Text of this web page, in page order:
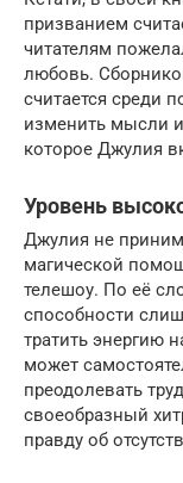
призванием
читателям
любовь.
считается среди
изменить мысли
которое Джулия
Уровень
Джулия не
магической
телешоу. По её
способности
тратить энергию
может
преодолевать
своеобразный
правду об